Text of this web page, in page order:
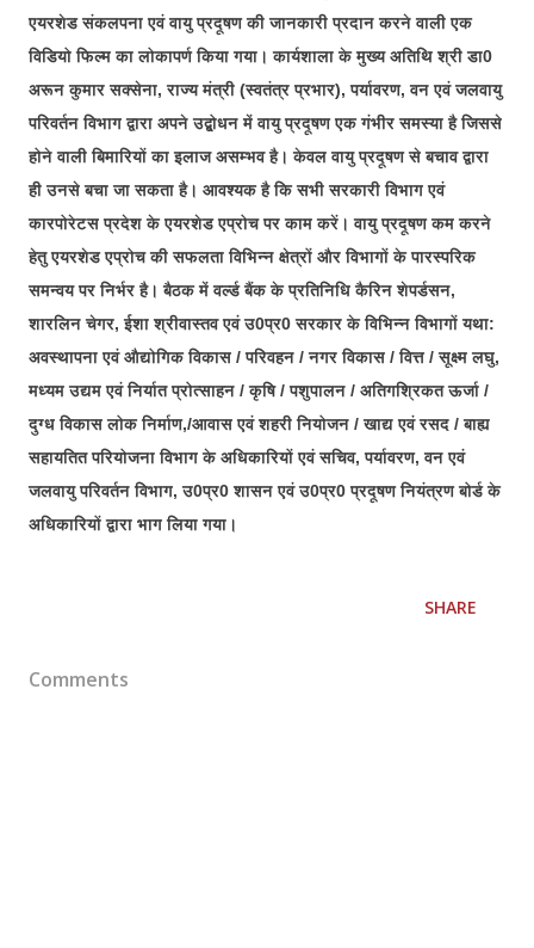
एयरशेड संकलपना एवं वायु प्रदूषण की जानकारी प्रदान करने वाली एक
विडियो फिल्म का लोकापर्ण किया गया। कार्यशाला के मुख्य अतिथि श्री डा0
अरून कुमार सक्सेना, राज्य मंत्री (स्वतंत्र प्रभार), पर्यावरण, वन एवं जलवायु
परिवर्तन विभाग द्वारा अपने उद्बोधन में वायु प्रदूषण एक गंभीर समस्या है जिससे
होने वाली बिमारियों का इलाज असम्भव है। केवल वायु प्रदूषण से बचाव द्वारा
ही उनसे बचा जा सकता है। आवश्यक है कि सभी सरकारी विभाग एवं
कारपोरेटस प्रदेश के एयरशेड एप्रोच पर काम करें। वायु प्रदूषण कम करने
हेतु एयरशेड एप्रोच की सफलता विभिन्न क्षेत्रों और विभागों के पारस्परिक
समन्वय पर निर्भर है। बैठक में वर्ल्ड बैंक के प्रतिनिधि कैरिन शेपर्डसन,
शारलिन चेगर, ईशा श्रीवास्तव एवं उ0प्र0 सरकार के विभिन्‍न विभागों यथा:
अवस्थापना एवं औद्योगिक विकास / परिवहन / नगर विकास / वित्त / सूक्ष्म लघु,
मध्यम उद्यम एवं निर्यात प्रोत्साहन / कृषि / पशुपालन / अतिगश्रिकत ऊर्जा /
दुग्ध विकास लोक निर्माण,/आवास एवं शहरी नियोजन / खाद्य एवं रसद / बाह्य
सहायतित परियोजना विभाग के अधिकारियों एवं सचिव, पर्यावरण, वन एवं
जलवायु परिवर्तन विभाग, उ0प्र0 शासन एवं उ0प्र0 प्रदूषण नियंत्रण बोर्ड के
अधिकारियों द्वारा भाग लिया गया।
SHARE
Comments